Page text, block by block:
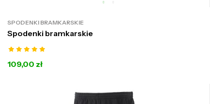
SPODENKI BRAMKARSKIE
Spodenki bramkarskie
109,00 zł